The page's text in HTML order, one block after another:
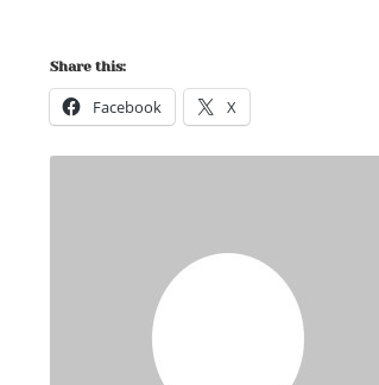
Share this:
Facebook X